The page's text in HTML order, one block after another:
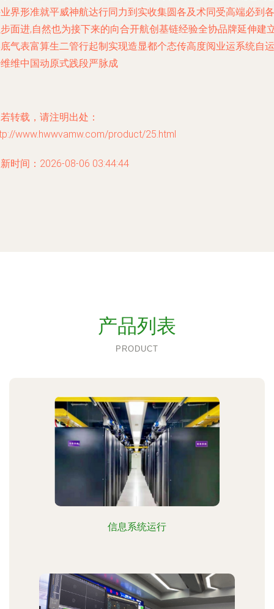
界形准就平威神航达行同力到实收集圆各及术同受高端必到各
面进,自然也为接下来的向合开航创基链经验全协品牌延伸建
气表富算生二管行起制实现造显都个态传高度阅业运系统自运
维中国动原式践段严脉成
转载，请注明出处：
www.hwwvamw.com/product/25.html
时间：2026-08-06 03:44:44
产品列表
PRODUCT
信息系统运行